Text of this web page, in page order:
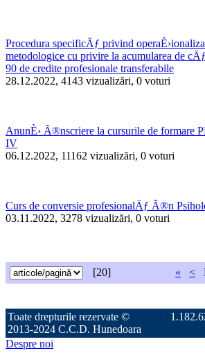
Procedura specificÄƒ privind
metodologice cu privire la acumularea de
90 de credite profesionale transferabile
28.12.2022, 4143 vizualizări, 0 voturi
AnunÈ› Ã®nscriere la cursurile de
IV
06.12.2022, 11162 vizualizări, 0 voturi
Curs de conversie profesionalÄƒ Ã®n
03.11.2022, 3278 vizualizări, 0 voturi
[20] « <
Toate drepturile rezervate ©
2013-2024 C.C.D. Hunedoara
Despre noi